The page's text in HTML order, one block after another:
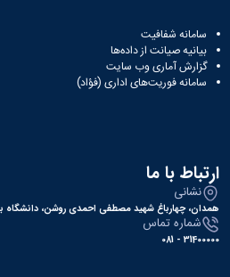
سامانه شفافیت
بیانیه صیانت از داده‌ها
گزارش آماری وب‌ سایت
سامانه فوریت‌های اداری (فؤاد)
ارتباط با ما
نشانی
همدان، چهارباغ شهید مصطفی احمدی روشن، دانشگاه
شماره تماس
31400000 - 081